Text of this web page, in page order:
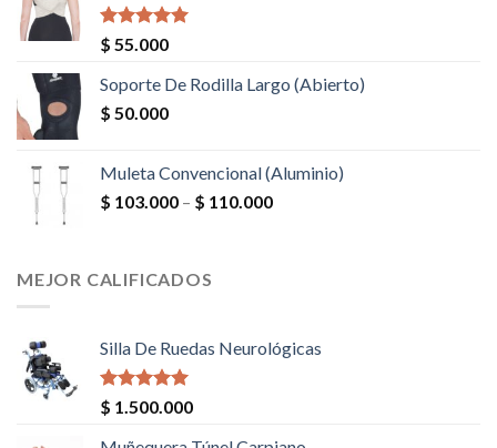
Valorado en
5.00
$ 55.000
Soporte De Rodilla Largo (Abierto)
$ 50.000
Muleta Convencional (Aluminio)
$ 103.000 – $ 110.000
MEJOR CALIFICADOS
Silla De Ruedas Neurológicas
Valorado en
5.00
$ 1.500.000